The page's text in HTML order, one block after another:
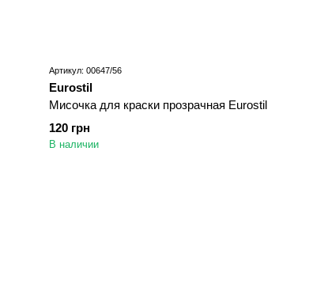
Артикул: 00647/56
Eurostil
Мисочка для краски прозрачная Eurostil
120 грн
В наличии